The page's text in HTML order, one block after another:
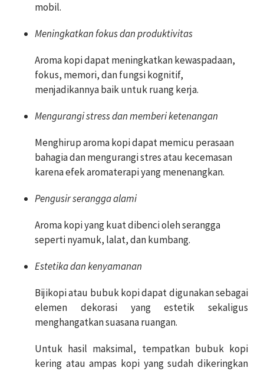
mobil.
Meningkatkan fokus dan produktivitas
Aroma kopi dapat meningkatkan kewaspadaan,
fokus, memori, dan fungsi kognitif,
menjadikannya baik untuk ruang kerja.
Mengurangi stress dan memberi ketenangan
Menghirup aroma kopi dapat memicu perasaan
bahagia dan mengurangi stres atau kecemasan
karena efek aromaterapi yang menenangkan.
Pengusir serangga alami
Aroma kopi yang kuat dibenci oleh serangga
seperti nyamuk, lalat, dan kumbang.
Estetika dan kenyamanan
Bijikopi atau bubuk kopi dapat digunakan sebagai
elemen dekorasi yang estetik sekaligus
menghangatkan suasana ruangan.
Untuk hasil maksimal, tempatkan bubuk kopi
kering atau ampas kopi yang sudah dikeringkan